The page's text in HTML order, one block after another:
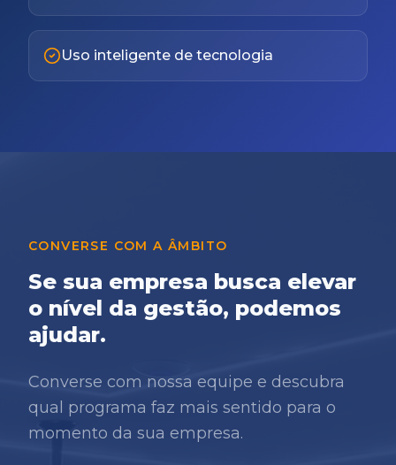
Uso inteligente de tecnologia
CONVERSE COM A ÂMBITO
Se sua empresa busca elevar
o nível da gestão, podemos
ajudar.
Converse com nossa equipe e descubra
qual programa faz mais sentido para o
momento da sua empresa.